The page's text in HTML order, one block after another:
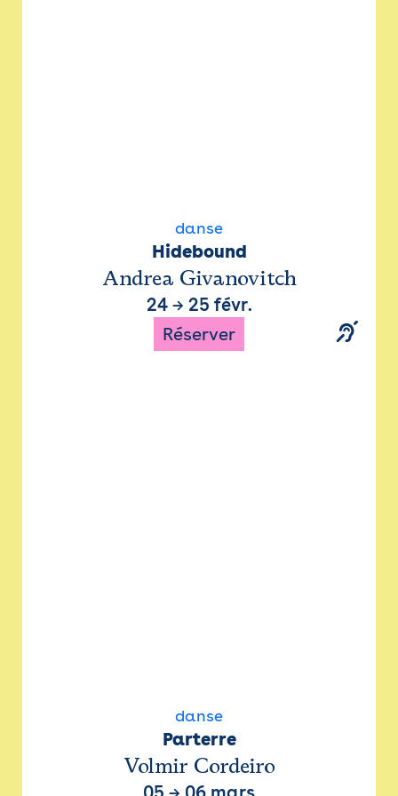
danse
Hidebound
Andrea Givanovitch
24→ 25 févr.
Réserver
danse
Parterre
Volmir Cordeiro